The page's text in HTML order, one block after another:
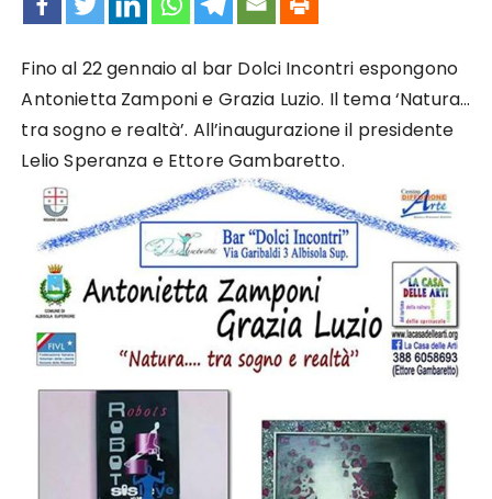
Fino al 22 gennaio al bar Dolci Incontri espongono
Antonietta Zamponi e Grazia Luzio. Il tema ‘Natura…
tra sogno e realtà’. All’inaugurazione il presidente
Lelio Speranza e Ettore Gambaretto.